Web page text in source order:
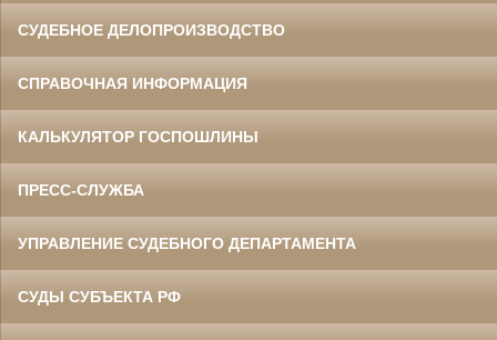
СУДЕБНОЕ ДЕЛОПРОИЗВОДСТВО
СПРАВОЧНАЯ ИНФОРМАЦИЯ
КАЛЬКУЛЯТОР ГОСПОШЛИНЫ
ПРЕСС-СЛУЖБА
УПРАВЛЕНИЕ СУДЕБНОГО ДЕПАРТАМЕНТА
СУДЫ СУБЪЕКТА РФ